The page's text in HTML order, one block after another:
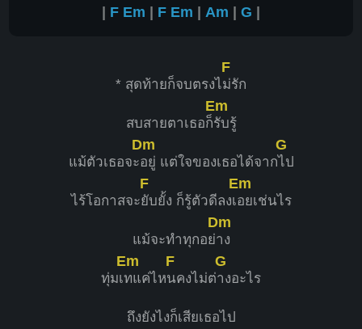
| F Em | F Em | Am | G |
* สุดท้ายก็จบตรงไ
F
ม่รัก
สบสายตาเธอก็
Em
รับรู้
แม้ตัวเธอจะ
Dm
อยู่ แต่ใจของเธอได้จาก
G
ไป
ไร้โอกาสจะ
F
ยับยั้ง ก็รู้ตัวดีลงเ
Em
อยเช่นไร
แม้จะทำทุกอย่
Dm
าง
ทุ่มเ
Em
ทแค่ไห
F
นคงไม่ต่
G
างอะไร
ถึงยังไงก็เสียเธอไป